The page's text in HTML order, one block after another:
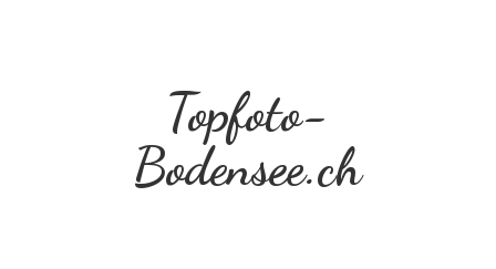
Topfoto-
Bodensee.ch